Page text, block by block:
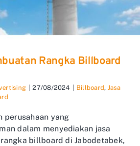
Rangka Billboard
27/08/2024 Billboard, Jasa
perusahaan yang
dalam menyediakan jasa
billboard di Jabodetabek,